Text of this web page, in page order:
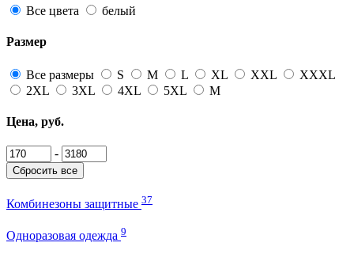
Все цвета белый
Размер
Все размеры S M L XL XXL
XXXL
2XL
3XL 4XL 5XL М
Цена, руб.
-
Сбросить все
Комбинезоны защитные 37
Одноразовая одежда 9